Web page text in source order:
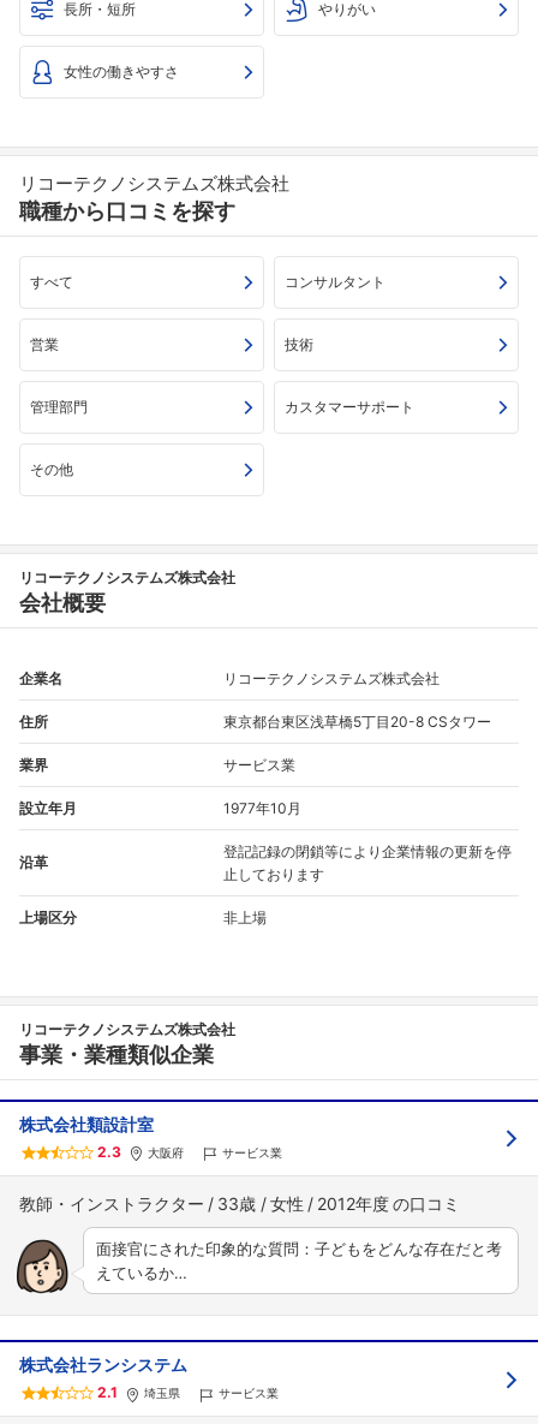
フォローしました
こちらの企業もフォローしませんか？
長所・短所 やりがい
女性の働きやすさ
リコーテクノシステムズ株式会社
職種から口コミを探す
すべて コンサルタント
営業 技術
管理部門 カスタマーサポート
その他
リコーテクノシステムズ株式会社
会社概要
企業名 リコーテクノシステムズ株式会社
住所 東京都台東区浅草橋5丁目20-8 CSタワー
業界 サービス業
設立年月 1977年10月
沿革
登記記録の閉鎖等により企業情報の更新を停
止しております
上場区分 非上場
リコーテクノシステムズ株式会社
事業・業種類似企業
株式会社類設計室
2.3 大阪府 サービス業
教師・インストラクター 33歳 女性 2012年度
面接官にされた印象的な質問：子どもをどんな存在だと考
えているか…
株式会社ランシステム
2.1 埼玉県 サービス業